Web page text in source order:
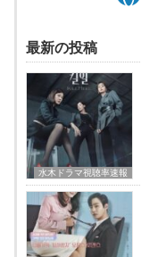
最新の投稿
水木ドラマ視聴率速報